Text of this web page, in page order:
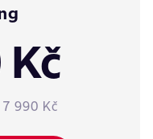
7 990 Kč